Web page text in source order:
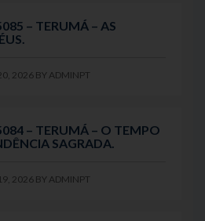
– TERUMÁ – AS
2026 BY ADMINPT
– TERUMÁ – O TEMPO
SAGRADA.
2026 BY ADMINPT